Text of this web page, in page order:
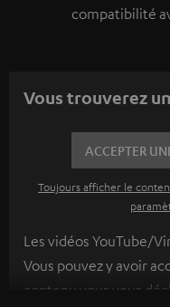
compatibilité
Vous trouverez
ACCEPTER
Toujours afficher le
Les vidéos YouTube/
Vous pouvez y avoir
contenu vous vous